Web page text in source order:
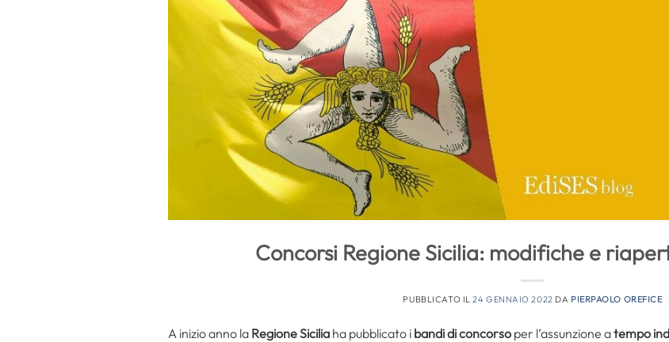
Concorsi Regione Sicilia: modifiche e
PUBBLICATO IL24 GENNAIO 2022 DA PIERPAOLO OREFICE
A inizio anno la Regione Sicilia ha pubblicato i bandi di concorso per l’assunzione atempo